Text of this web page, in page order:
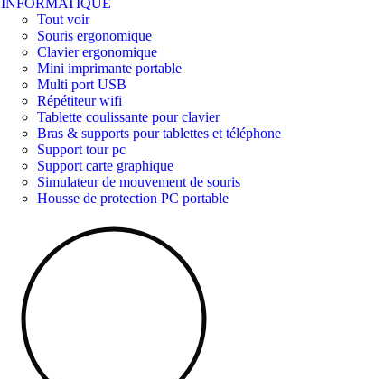
INFORMATIQUE
Tout voir
Souris ergonomique
Clavier ergonomique
Mini imprimante portable​
Multi port USB
Répétiteur wifi
Tablette coulissante pour clavier
Bras & supports pour tablettes et téléphone
Support tour pc
Support carte graphique
Simulateur de mouvement de souris
Housse de protection PC portable